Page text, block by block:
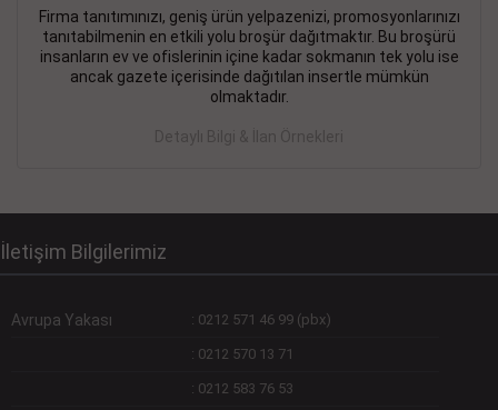
Firma tanıtımınızı, geniş ürün yelpazenizi, promosyonlarınızı
tanıtabilmenin en etkili yolu broşür dağıtmaktır. Bu broşürü
insanların ev ve ofislerinin içine kadar sokmanın tek yolu ise
ancak gazete içerisinde dağıtılan insertle mümkün
olmaktadır.
Detaylı Bilgi & İlan Örnekleri
İletişim Bilgilerimiz
Avrupa Yakası : 0212 571 46 99 (pbx)
: 0212 570 13 71
: 0212 583 76 53
DEVREMÜLK KİRALIK İlanı- 11.09.2018
SİNYE Tekstile Şoförlüğü olan 35 yaşını aşmamış, Depo
elemanı alınacaktır. Osmanbey, Şişli
Devamını Gör